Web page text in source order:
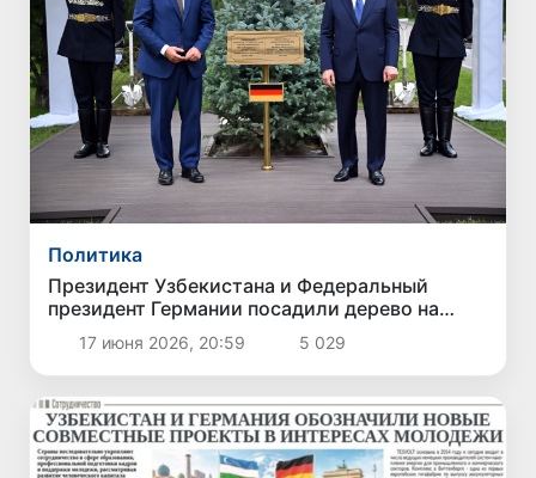
Политика
Президент Узбекистана и Федеральный
президент Германии посадили дерево на
Аллее почетных гостей
17 июня 2026, 20:59 5 029